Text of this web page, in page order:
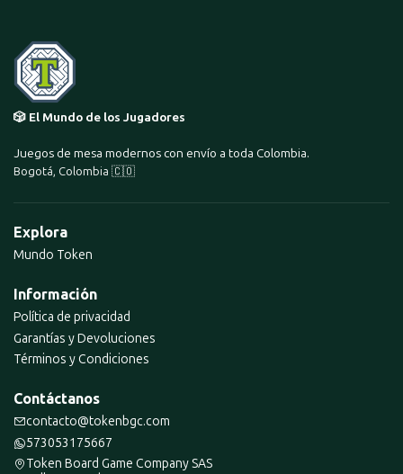
🎲 El Mundo de los Jugadores
Juegos de mesa modernos con envío a toda Colombia.
Bogotá, Colombia 🇨🇴
Explora
Mundo Token
Información
Política de privacidad
Garantías y Devoluciones
Términos y Condiciones
Contáctanos
contacto@tokenbgc.com
573053175667
Token Board Game Company SAS